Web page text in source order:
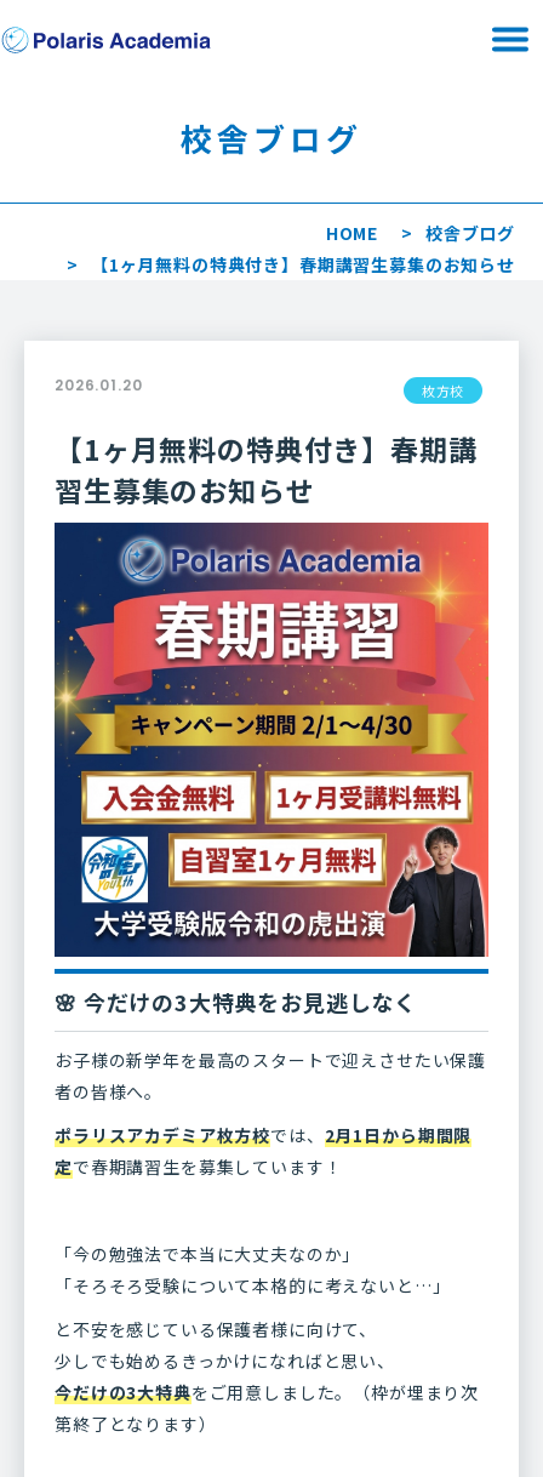
校舎ブログ
HOME
校舎ブログ
【1ヶ月無料の特典付き】春期講習生募集のお知らせ
2026.01.20 枚方校
【1ヶ月無料の特典付き】春期講
習生募集のお知らせ
🌸 今だけの3大特典をお見逃しなく
お子様の新学年を最高のスタートで迎えさせたい保護
者の皆様へ。
ポラリスアカデミア枚方校では、 2月1日から期間限
定で春期講習生を募集しています！
「今の勉強法で本当に大丈夫なのか」
「そろそろ受験について本格的に考えないと…」
と不安を感じている保護者様に向けて、
少しでも始めるきっかけになればと思い、
今だけの3大特典をご用意しました。（枠が埋まり次
第終了となります）